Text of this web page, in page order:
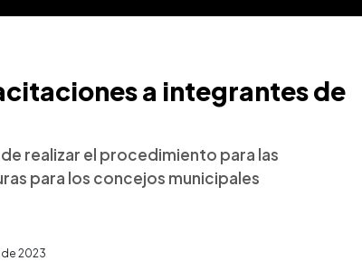
a integrantes de
de realizar el procedimiento para las
para los concejos municipales
2023